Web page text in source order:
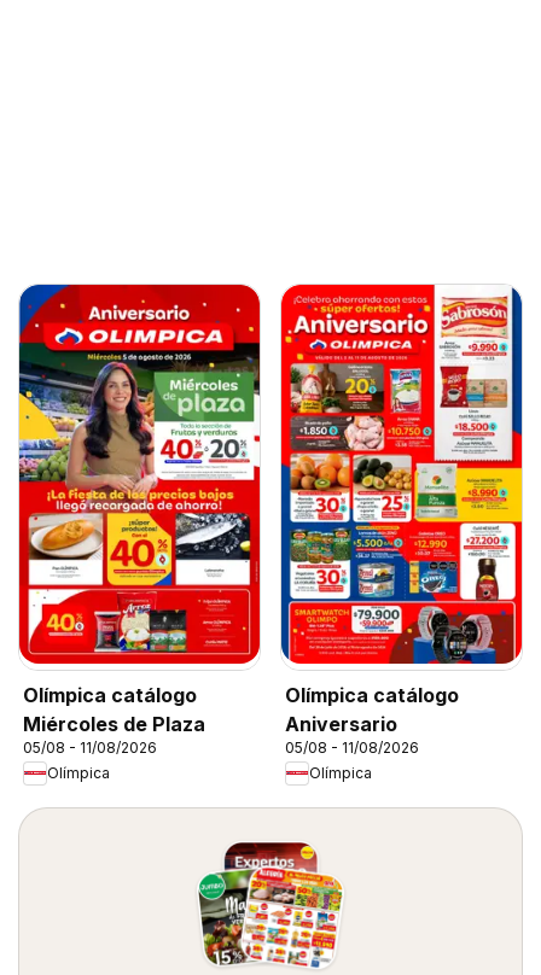
Olímpica catálogo
Miércoles de Plaza
05/08 - 11/08/2026
Olímpica
Olímpica catálogo
Aniversario
05/08 - 11/08/2026
Olímpica